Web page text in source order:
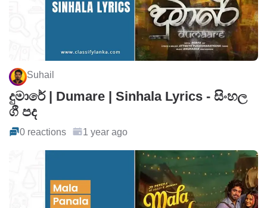
Suhail
දුමාරේ | Dumare | Sinhala Lyrics - සිංහල
ගී පද
0 reactions 1 year ago